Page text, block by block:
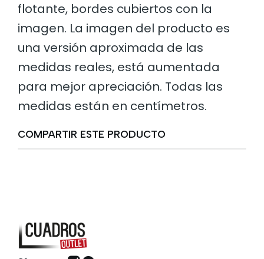
flotante, bordes cubiertos con la
imagen. La imagen del producto es
una versión aproximada de las
medidas reales, está aumentada
para mejor apreciación. Todas las
medidas están en centímetros.
COMPARTIR ESTE PRODUCTO